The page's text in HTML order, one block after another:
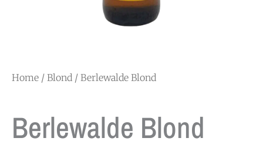
Home / Blond / Berlewalde Blond
Berlewalde Blond